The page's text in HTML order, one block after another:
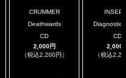
CRUMMER
Deathwards
CD
2,000円
（税込2,200円）
Diagnostic
CD
2,000
（税込